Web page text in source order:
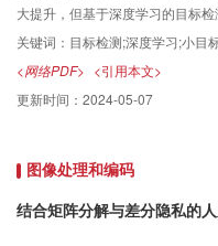
大提升，但基于深度学习的目标
能、提高小目标物体检测精度、
技术的挑战。针对上述挑战，本
段目标检测算法的改进与结合的
法，从骨干网络、增加视觉感受
练方式的角度分析了提升小目标
测模型的方法。此外，对目标检
未来研究方向做出预测和展望。
关键词： 目标检测;深度学习;小目
<网络PDF> <引用本文>
更新时间： 2024-05-07
图像处理和编码
结合矩阵分解与差分隐私的